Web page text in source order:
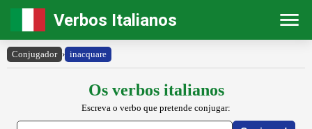
Verbos Italianos
Conjugador › inacquare
Os verbos italianos
Escreva o verbo que pretende conjugar: